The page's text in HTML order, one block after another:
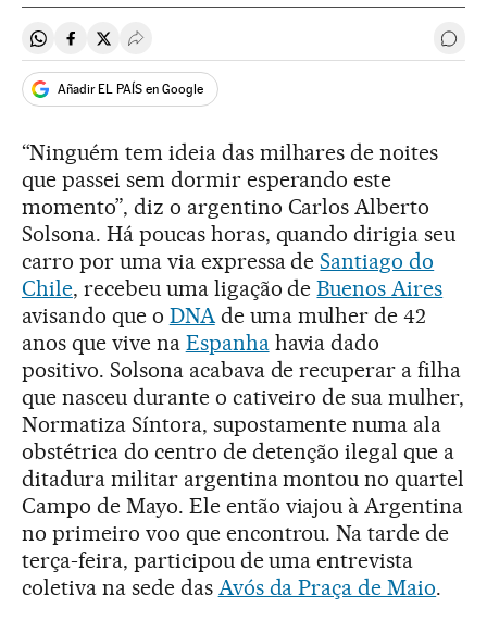
Compartir en Whatsapp
Compartir en Facebook
Compartir en Twitter
Desplegar Redes Sociales
Añadir EL PAÍS en Google
“Ninguém tem ideia das milhares de noites
que passei sem dormir esperando este
momento”, diz o argentino Carlos Alberto
Solsona. Há poucas horas, quando dirigia seu
carro por uma via expressa deSantiago do
Chile, recebeu uma ligação deBuenos Aires
avisando que o DNAde uma mulher de 42
anos que vive na Espanhahavia dado
positivo. Solsona acabava de recuperar a filha
que nasceu durante o cativeiro de sua mulher,
Normatiza Síntora, supostamente numa ala
obstétrica do centro de detenção ilegal que a
ditadura militar argentina montou no quartel
Campo de Mayo. Ele então viajou à Argentina
no primeiro voo que encontrou. Na tarde de
terça-feira, participou de uma entrevista
coletiva na sede das Avós da Praça de Maio.